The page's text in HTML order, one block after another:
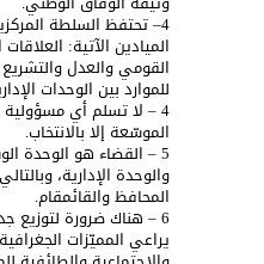
4– تحتفظ السلطة
الميادين الآتية: العلاقات
القومي والعدل والتشريع
للموارد بين الوحدات
4 – لا تسلم أي مسؤولية
الموسّعة إلا بالانتخاب.
5 – القضاء هو الوحدة
والوحدة الإدارية،
المحافظ والقائمقام.
6 – هناك ضرورة لتوزيع
يراعي المميّزات